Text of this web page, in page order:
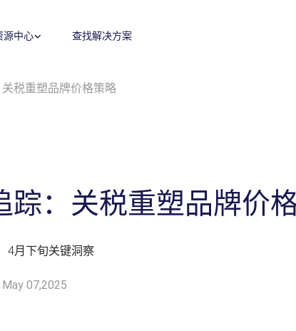
监测指标和投放报告 目录维护
高级零售分析
Amazon营销云（AMC） 供应链与物流
全球销售
源中心 查找解决方案
税重塑品牌价格策略
踪：关税重塑品牌价
4月下旬关键洞察
May 07,2025